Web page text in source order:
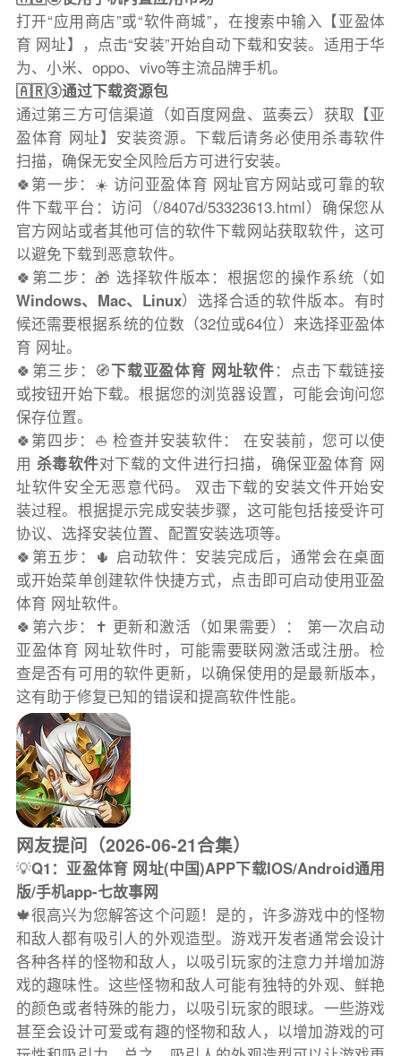
打开“应用商店”或“软件商城”，在搜索中输入【亚盈体
育 网址】，点击“安装”开始自动下载和安装。适用于华
为、小米、oppo、vivo等主流品牌手机。
🇦🇷③通过下载资源包
通过第三方可信渠道（如百度网盘、蓝奏云）获取【亚
盈体育 网址】安装资源。下载后请务必使用杀毒软件
扫描，确保无安全风险后方可进行安装。
🍀第一步：☀️ 访问亚盈体育 网址官方网站或可靠的软
件下载平台：访问（/8407d/53323613.html）确保您从
官方网站或者其他可信的软件下载网站获取软件，这可
以避免下载到恶意软件。
🍀第二步：🎁 选择软件版本：根据您的操作系统（如
Windows、Mac、Linux）选择合适的软件版本。有时
候还需要根据系统的位数（32位或64位）来选择亚盈体
育 网址。
🍀第三步：🧭下载亚盈体育 网址软件：点击下载链接
或按钮开始下载。根据您的浏览器设置，可能会询问您
保存位置。
🍀第四步：⛵️ 检查并安装软件： 在安装前，您可以使
用 杀毒软件对下载的文件进行扫描，确保亚盈体育 网
址软件安全无恶意代码。 双击下载的安装文件开始安
装过程。根据提示完成安装步骤，这可能包括接受许可
协议、选择安装位置、配置安装选项等。
🍀第五步：🌵 启动软件：安装完成后，通常会在桌面
或开始菜单创建软件快捷方式，点击即可启动使用亚盈
体育 网址软件。
🍀第六步：✝️ 更新和激活（如果需要）： 第一次启动
亚盈体育 网址软件时，可能需要联网激活或注册。检
查是否有可用的软件更新，以确保使用的是最新版本，
这有助于修复已知的错误和提高软件性能。
网友提问（2026-06-21合集）
💡Q1：亚盈体育 网址(中国)APP下载IOS/Android通用
版/手机app-七故事网
🍁很高兴为您解答这个问题！是的，许多游戏中的怪物
和敌人都有吸引人的外观造型。游戏开发者通常会设计
各种各样的怪物和敌人，以吸引玩家的注意力并增加游
戏的趣味性。这些怪物和敌人可能有独特的外观、鲜艳
的颜色或者特殊的能力，以吸引玩家的眼球。一些游戏
甚至会设计可爱或有趣的怪物和敌人，以增加游戏的可